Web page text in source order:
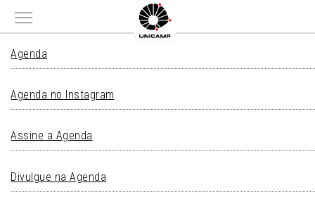
Main menu
AGENDA
Agenda
Agenda no Instagram
Assine a Agenda
Divulgue na Agenda